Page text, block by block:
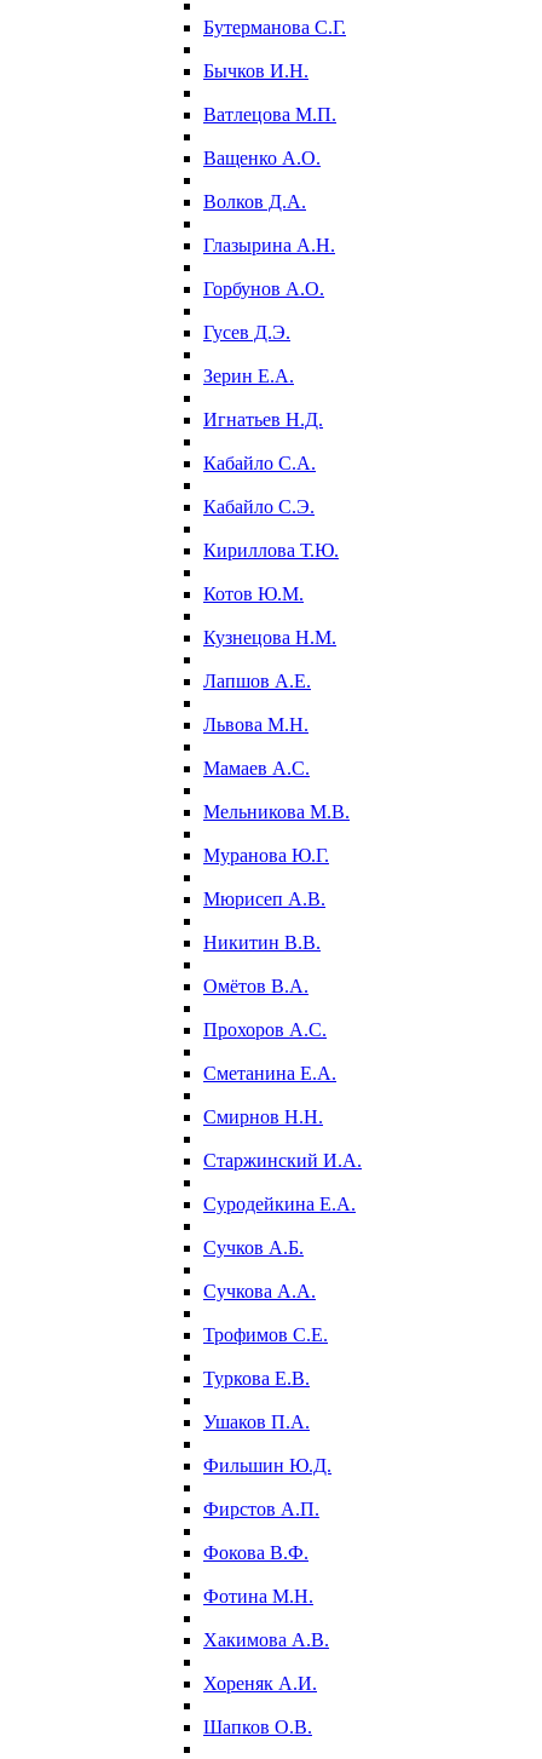
Бутерманова С.Г.
Бычков И.Н.
Ватлецова М.П.
Ващенко А.О.
Волков Д.А.
Глазырина А.Н.
Горбунов А.О.
Гусев Д.Э.
Зерин Е.А.
Игнатьев Н.Д.
Кабайло С.А.
Кабайло С.Э.
Кириллова Т.Ю.
Котов Ю.М.
Кузнецова Н.М.
Лапшов А.Е.
Львова М.Н.
Мамаев А.С.
Мельникова М.В.
Муранова Ю.Г.
Мюрисеп А.В.
Никитин В.В.
Омётов В.А.
Прохоров А.С.
Сметанина Е.А.
Смирнов Н.Н.
Старжинский И.А.
Суродейкина Е.А.
Сучков А.Б.
Сучкова А.А.
Трофимов С.Е.
Туркова Е.В.
Ушаков П.А.
Фильшин Ю.Д.
Фирстов А.П.
Фокова В.Ф.
Фотина М.Н.
Хакимова А.В.
Хореняк А.И.
Шапков О.В.